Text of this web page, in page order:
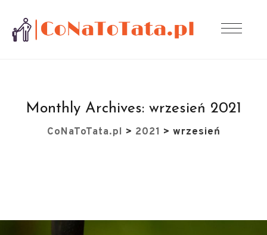
Monthly Archives: wrzesień 2021
CoNaToTata.pl > 2021 > wrzesień